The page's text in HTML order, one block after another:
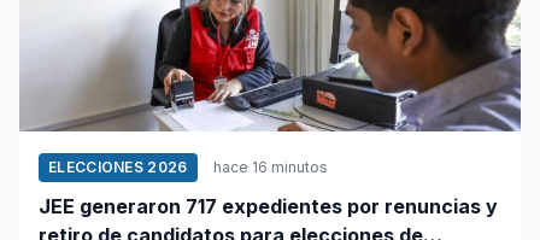
ELECCIONES 2026 hace 16 minutos
JEE generaron 717 expedientes por renuncias y